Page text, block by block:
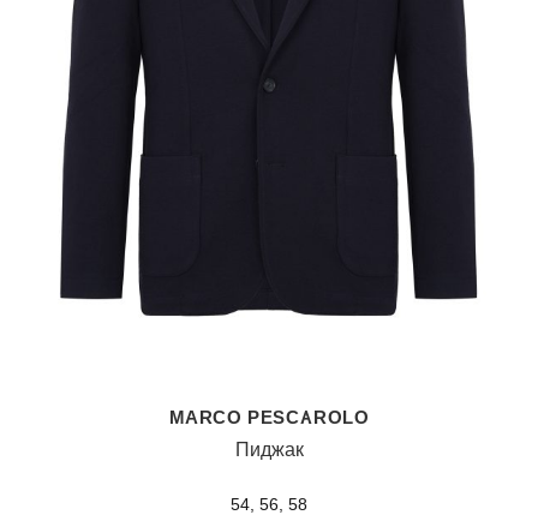
MARCO PESCAROLO
Пиджак
54, 56, 58